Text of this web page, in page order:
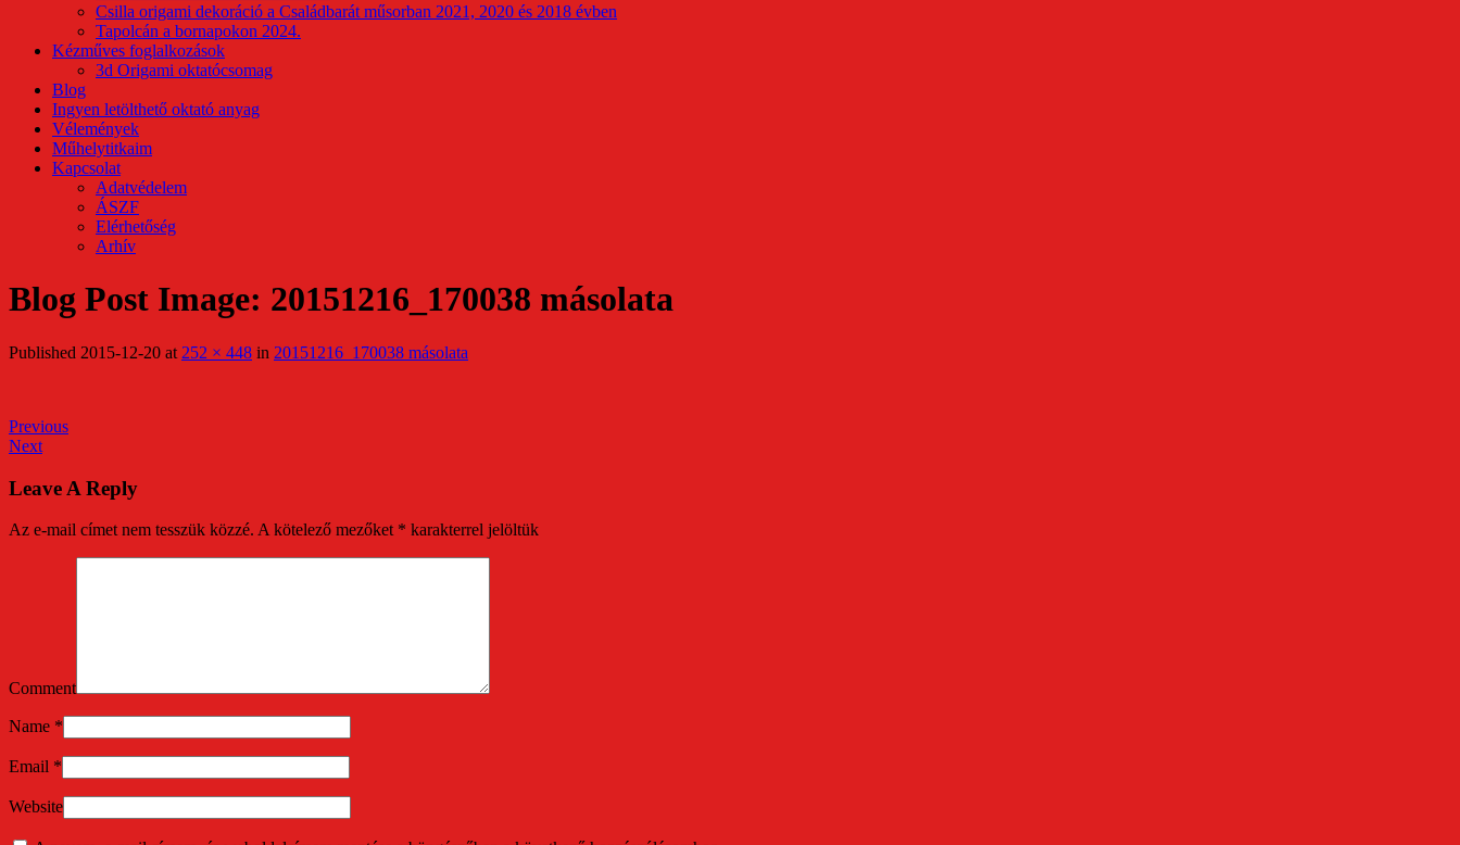
Csilla origami dekoráció a Családbarát műsorban 2021, 2020 és 2018 évben
Tapolcán a bornapokon 2024.
Kézműves foglalkozások
3d Origami oktatócsomag
Blog
Ingyen letölthető oktató anyag
Vélemények
Műhelytitkaim
Kapcsolat
Adatvédelem
ÁSZF
Elérhetőség
Arhív
Blog Post Image: 20151216_170038 másolata
Published 2015-12-20 at 252 × 448 in 20151216_170038 másolata
Previous
Next
Leave A Reply
Az e-mail címet nem tesszük közzé. A kötelező mezőket * karakterrel jelöltük
Comment
Name *
Email *
Website